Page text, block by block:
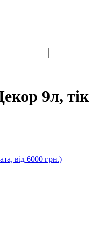
9л, тік
від 6000 грн.)